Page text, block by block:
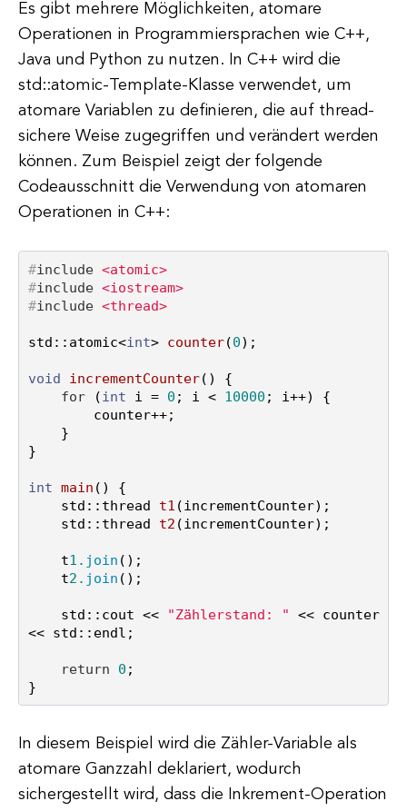
Es gibt mehrere Möglichkeiten, atomare
Operationen in Programmiersprachen wie C++,
Java und Python zu nutzen. In C++ wird die
std::atomic-Template-Klasse verwendet, um
atomare Variablen zu definieren, die auf thread-
sichere Weise zugegriffen und verändert werden
können. Zum Beispiel zeigt der folgende
Codeausschnitt die Verwendung von atomaren
Operationen in C++:
#include <atomic>
#include <iostream>
#include <thread>
std::atomic<int> counter(0) ;
void incrementCounter()
{
for ( int i = 0 ; i < 10000 ; i++) {
}
int main ()
{
std::thread t1 (incrementCounter) ;
std::thread t2 (incrementCounter) ;
    t
1. join ();
    t
2. join ();
    std::cout <<
"Zählerstand: " << counter
<< std::endl;
return 0 ;
In diesem Beispiel wird die Zähler-Variable als
atomare Ganzzahl deklariert, wodurch
sichergestellt wird, dass die Inkrement-Operation